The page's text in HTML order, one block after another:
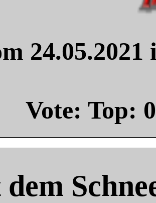
Vote: Top: 0